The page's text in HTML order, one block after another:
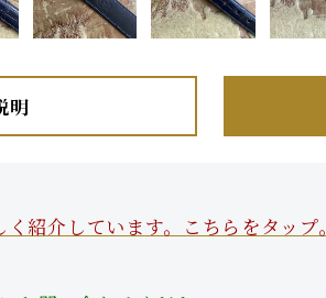
明
紹介しています。こちらをタップ。